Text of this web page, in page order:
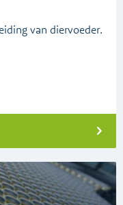
van diervoeder.